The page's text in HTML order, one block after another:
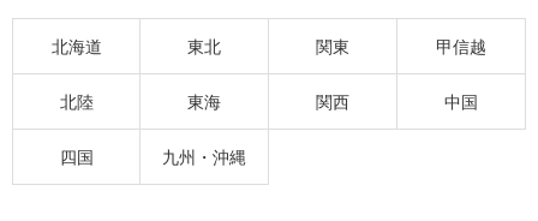
北海道 東北 関東 甲信越
北陸 東海 関西 中国
四国 九州・沖縄